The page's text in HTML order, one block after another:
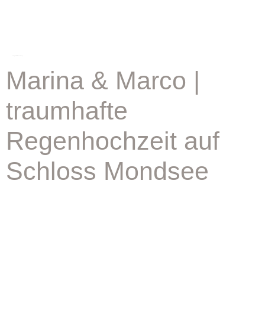
Marina & Marco |
traumhafte
Regenhochzeit auf
Schloss Mondsee